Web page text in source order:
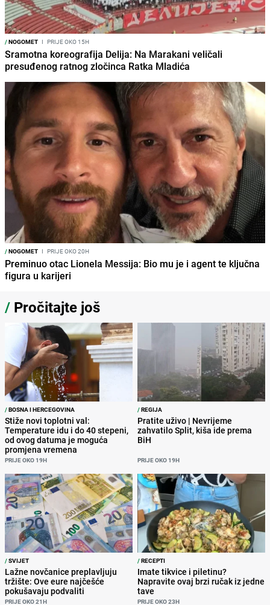
/NOGOMET I PRIJE OKO 15H
Sramotna koreografija Delija: Na Marakani veličali
presuđenog ratnog zločinca Ratka Mladića
/NOGOMET I PRIJE OKO 20H
Preminuo otac Lionela Messija: Bio mu je i agent te ključna
figura u karijeri
/ Pročitajte još
/BOSNA I HERCEGOVINA
Stiže novi toplotni val:
Temperature idu i do 40 stepeni,
od ovog datuma je moguća
promjena vremena
PRIJE OKO 19H
/REGIJA
Pratite uživo | Nevrijeme
zahvatilo Split, kiša ide prema
BiH
PRIJE OKO 19H
/SVIJET
Lažne novčanice preplavljuju
tržište: Ove eure najčešće
pokušavaju podvaliti
PRIJE OKO 21H
/RECEPTI
Imate tikvice i piletinu?
Napravite ovaj brzi ručak iz jedne
tave
PRIJE OKO 23H